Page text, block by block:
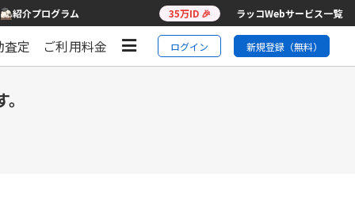
紹介プログラム 35万ID 🎉 ラッコWebサービス一覧
査定 ご利用料金 ログイン 新規登録（無料）